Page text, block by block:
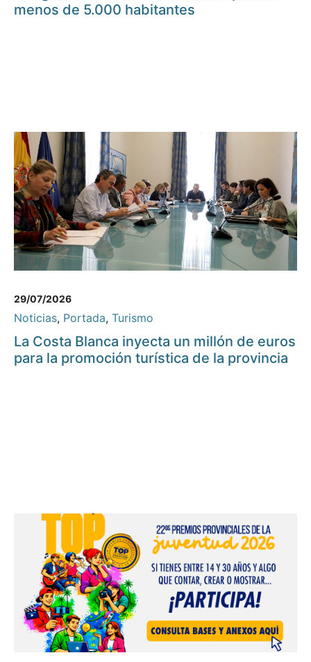
menos de 5.000 habitantes
29/07/2026
Noticias, Portada, Turismo
La Costa Blanca inyecta un millón de euros
para la promoción turística de la provincia